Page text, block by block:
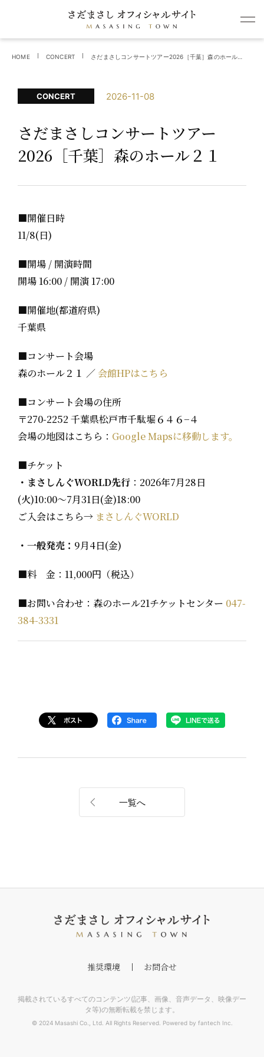
HOME CONCERT
CONCERT 2026-11-08
さだまさしコンサートツアー
2026［千葉］森のホール２１
■開催日時
11/8(日)
■開場 / 開演時間
開場 16:00 / 開演 17:00
■開催地(都道府県)
千葉県
■コンサート会場
森のホール２１ ／ 会館HPはこちら
■コンサート会場の住所
〒270-2252 千葉県松戸市千駄堀６４６−４
会場の地図はこちら： Google Mapsに移動します。
■チケット
・まさしんぐWORLD先行 ：2026年7月28日
(火)10:00〜7月31日(金)18:00
ご入会はこちら→ まさしんぐWORLD
・一般発売： 9月4日(金)
■料 金：11,000円（税込）
■お問い合わせ：森のホール21チケットセンター 047-
384-3331
一覧へ
推奨環境 お問合せ
掲載されているすべてのコンテンツ(記事、画像、音声データ、映像デー
タ等)の無断転載を禁じます。
© 2024 Masashi Co., Ltd. All Rights Reserved. Powered by fantech Inc.